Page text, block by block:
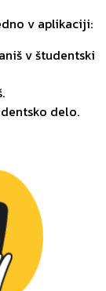
v aplikaciji:
v študentski
delo.